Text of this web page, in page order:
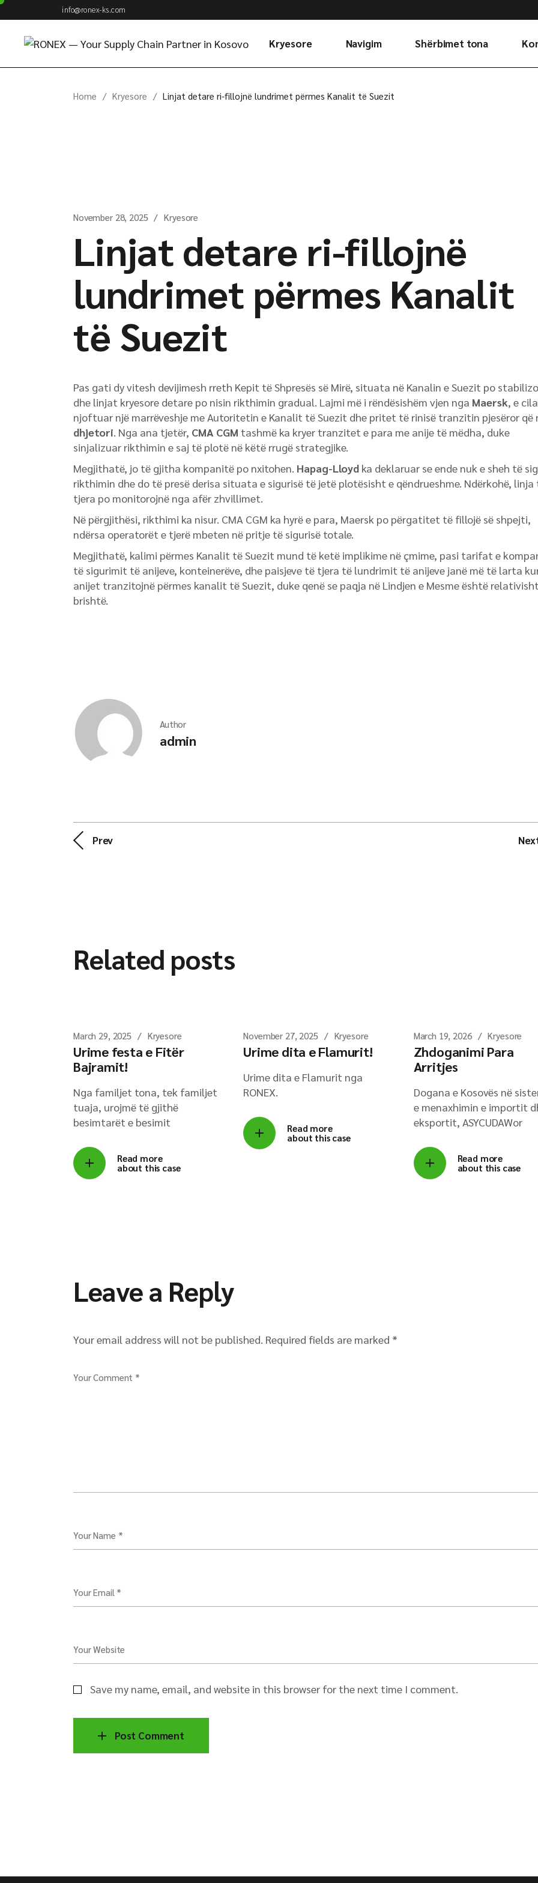
Skip
content
info@ronex-ks.com
Kryesore
Main Home
Navigim
Rreth Nesh
Shërbimet tona
Home Kryesore Linjat detare ri-fillojnë lundrimet përmes Kanalit të Suezit
November 28, 2025 Kryesore
Linjat detare ri-fillojnë
lundrimet përmes Kanalit
të Suezit
Pas gati dy vitesh devijimesh rreth Kepit të Shpresës së Mirë, situata në Kanalin e Suezit po
dhe linjat kryesore detare po nisin rikthimin gradual. Lajmi më i rëndësishëm vjen nga Maersk, e
njoftuar një marrëveshje me Autoritetin e Kanalit të Suezit dhe pritet të rinisë tranzitin pjesëror që
dhjetori. Nga ana tjetër, CMA CGM tashmë ka kryer tranzitet e para me anije të mëdha, duke
sinjalizuar rikthimin e saj të plotë në këtë rrugë strategjike.
Megjithatë, jo të gjitha kompanitë po nxitohen. Hapag-Lloyd ka deklaruar se ende nuk e sheh të
rikthimin dhe do të presë derisa situata e sigurisë të jetë plotësisht e qëndrueshme. Ndërkohë, linja
tjera po monitorojnë nga afër zhvillimet.
Në përgjithësi, rikthimi ka nisur. CMA CGM ka hyrë e para, Maersk po përgatitet të fillojë së shpejti,
ndërsa operatorët e tjerë mbeten në pritje të sigurisë totale.
Megjithatë, kalimi përmes Kanalit të Suezit mund të ketë implikime në çmime, pasi tarifat e
të sigurimit të anijeve, konteinerëve, dhe paisjeve të tjera të lundrimit të anijeve janë më të larta
anijet tranzitojnë përmes kanalit të Suezit, duke qenë se paqja në Lindjen e Mesme është
brishtë.
Author
admin
Prev
Related posts
March 29, 2025 Kryesore
Urime festa e Fitër
Bajramit!
Nga familjet tona, tek familjet
tuaja, urojmë të gjithë
besimtarët e besimit
Read more
about this case
November 27, 2025 Kryesore
Urime dita e Flamurit!
Urime dita e Flamurit nga
RONEX.
Read more
about this case
March 19, 2026 Kryesore
Zhdoganimi Para
Arritjes
Dogana e Kosovës në
e menaxhimin e importit
eksportit, ASYCUDAWor
Read more
about this case
Leave a Reply
Your email address will not be published. Required fields are marked *
Your Comment *
Your Name *
Your Email *
Your Website
Save my name, email, and website in this browser for the next time I comment.
Post Comment